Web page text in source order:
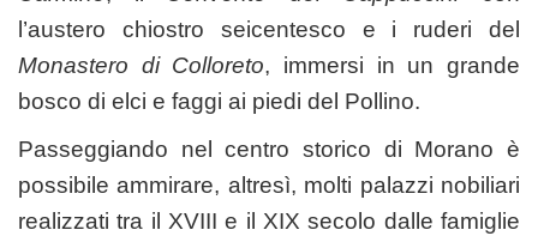
l’austero chiostro seicentesco e i ruderi del
Monastero di Colloreto, immersi in un grande
bosco di elci e faggi ai piedi del Pollino.
Passeggiando nel centro storico di Morano è
possibile ammirare, altresì, molti palazzi nobiliari
realizzati tra il XVIII e il XIX secolo dalle famiglie